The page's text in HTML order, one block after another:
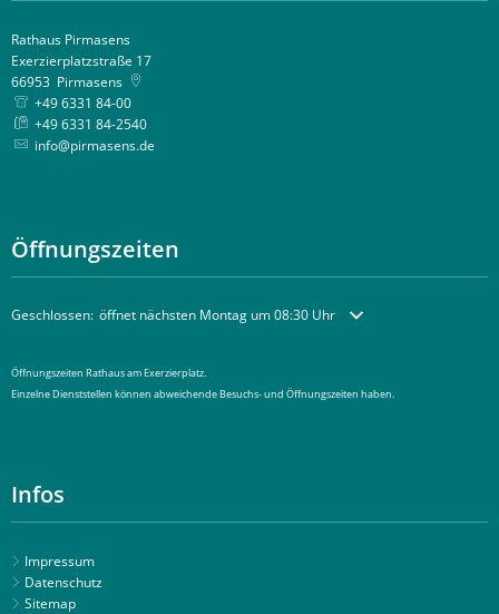
Rathaus Pirmasens
Exerzierplatzstraße 17
66953 Pirmasens
+49 6331 84-00
+49 6331 84-2540
info@pirmasens.de
Öffnungszeiten
Klicken, um weitere Öffnungs- oder Schließzeiten auszublenden
Geschlossen: öffnet nächsten Montag um 08:30 Uhr
Öffnungszeiten Rathaus am Exerzierplatz.
Einzelne Dienststellen können abweichende Besuchs- und Öffnungszeiten haben.
Infos
Impressum
Datenschutz
Sitemap